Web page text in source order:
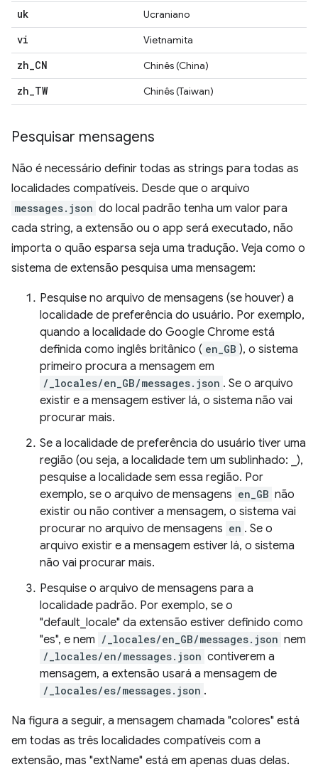
uk Ucraniano
vi Vietnamita
zh CN Chinês (China)
zh TW Chinês (Taiwan)
Pesquisar mensagens
Não é necessário definir todas as strings para todas as
localidades compatíveis. Desde que o arquivo
messages.json do local padrão tenha um valor para
cada string, a extensão ou o app será executado, não
importa o quão esparsa seja uma tradução. Veja como o
sistema de extensão pesquisa uma mensagem:
Pesquise no arquivo de mensagens (se houver) a
localidade de preferência do usuário. Por exemplo,
quando a localidade do Google Chrome está
definida como inglês britânico ( en_GB ), o sistema
primeiro procura a mensagem em
/_locales/en_GB/messages.json . Se o arquivo
existir e a mensagem estiver lá, o sistema não vai
procurar mais.
Se a localidade de preferência do usuário tiver uma
região (ou seja, a localidade tem um sublinhado: _),
pesquise a localidade sem essa região. Por
exemplo, se o arquivo de mensagens en_GB não
existir ou não contiver a mensagem, o sistema vai
procurar no arquivo de mensagens en . Se o
arquivo existir e a mensagem estiver lá, o sistema
não vai procurar mais.
Pesquise o arquivo de mensagens para a
localidade padrão. Por exemplo, se o
"default_locale" da extensão estiver definido como
"es", e nem /_locales/en_GB/messages.json nem
/_locales/en/messages.json contiverem a
mensagem, a extensão usará a mensagem de
/_locales/es/messages.json .
Na figura a seguir, a mensagem chamada "colores" está
em todas as três localidades compatíveis com a
extensão, mas "extName" está em apenas duas delas.